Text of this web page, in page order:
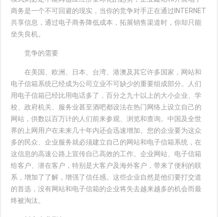
商务是一个不可回避的现实，当你的竞争对手正在通过INTERNET
共享信息，通过电子商务降低成本，拓展销售渠道时，你却只能
坐失良机。
竞争的需要
在美国、欧洲、日本、台湾、港澳及其它许多国家，网站和
电子信箱系统已经成为公司立业不可缺少的重要组成部分。人们
用电子信箱已经比用电话多了，百分之九十以上的大小企业、学
校、政府机关、服务业甚至酒吧都设法在热门网络上设立自己的
网站，供数以百万计的人们前来参观、浏览和查询。中国及全世
界的上网用户在未来几十年内还会迅速增加。您的企业要为这众
多的民众、企业服务就必须建立自己的网站和电子信箱系统，在
这信息的高速公路上宣传自己高效的工作。企业网站、电子信箱
给客户、潜在客户，特别是大客户及海外客户，带来了便利的联
系，增加了了解，增强了信任感。这些企业自然是他们要打交道
的首选，没有网站和电子信箱的企业将失去越来越多的机会而最
终被淘汰。